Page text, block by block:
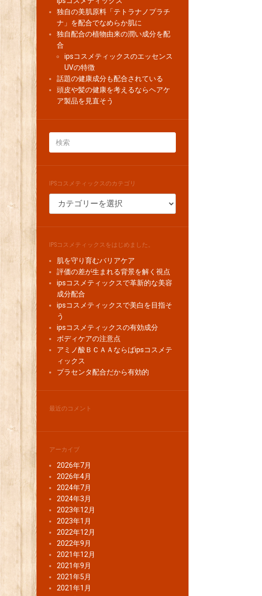
独自の美肌原料「テトラナノプラチ
ナ」を配合でなめらか肌に
独自配合の植物由来の潤い成分を配
合
ipsコスメティックスのエッセンス
UVの特徴
話題の健康成分も配合されている
頭皮や髪の健康を考えるならヘアケ
ア製品を見直そう
IPSコスメティックスのカテゴリ
テIPSコスメティックスをはじめました。
肌を守り育むバリアケア
評価の差が生まれる背景を解く視点
ipsコスメティックスで革新的な美容
成分配合
ipsコスメティックスで美白を目指そ
う
ipsコスメティックスの有効成分
ボディケアの注意点
アミノ酸ＢＣＡＡならばipsコスメテ
ィックス
プラセンタ配合だから有効的
最近のコメント
アーカイブ
2026年7月
2026年4月
2024年7月
2024年3月
2023年12月
2023年1月
2022年12月
2022年9月
2021年12月
2021年9月
2021年5月
2021年1月